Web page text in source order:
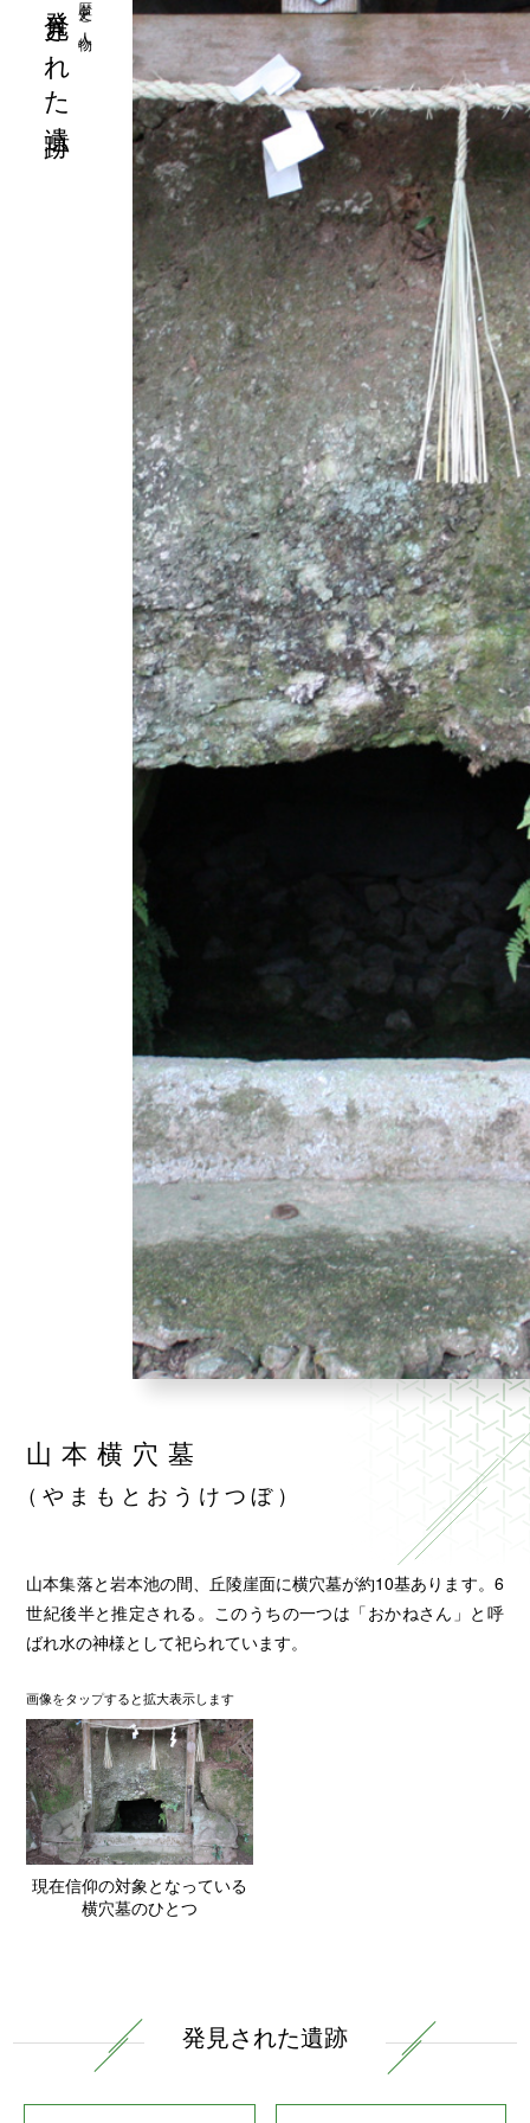
歴史と人物
発見された遺跡
山本横穴墓
（やまもとおうけつぼ）
山本集落と岩本池の間、丘陵崖面に横穴墓が約10基あります。6
世紀後半と推定される。このうちの一つは「おかねさん」と呼
ばれ水の神様として祀られています。
画像をタップすると拡大表示します
現在信仰の対象となっている
横穴墓のひとつ
発見された遺跡